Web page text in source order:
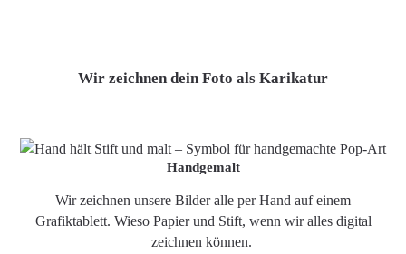
Wir zeichnen dein Foto als Karikatur
Handgemalt
Wir zeichnen unsere Bilder alle per Hand auf einem
Grafiktablett. Wieso Papier und Stift, wenn wir alles digital
zeichnen können.